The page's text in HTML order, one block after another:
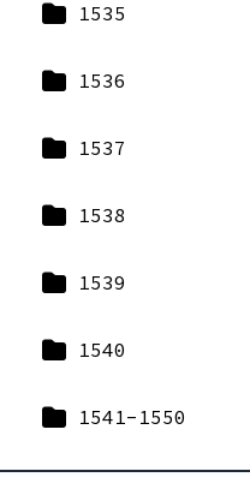
1535
1536
1537
1538
1539
1540
1541-1550